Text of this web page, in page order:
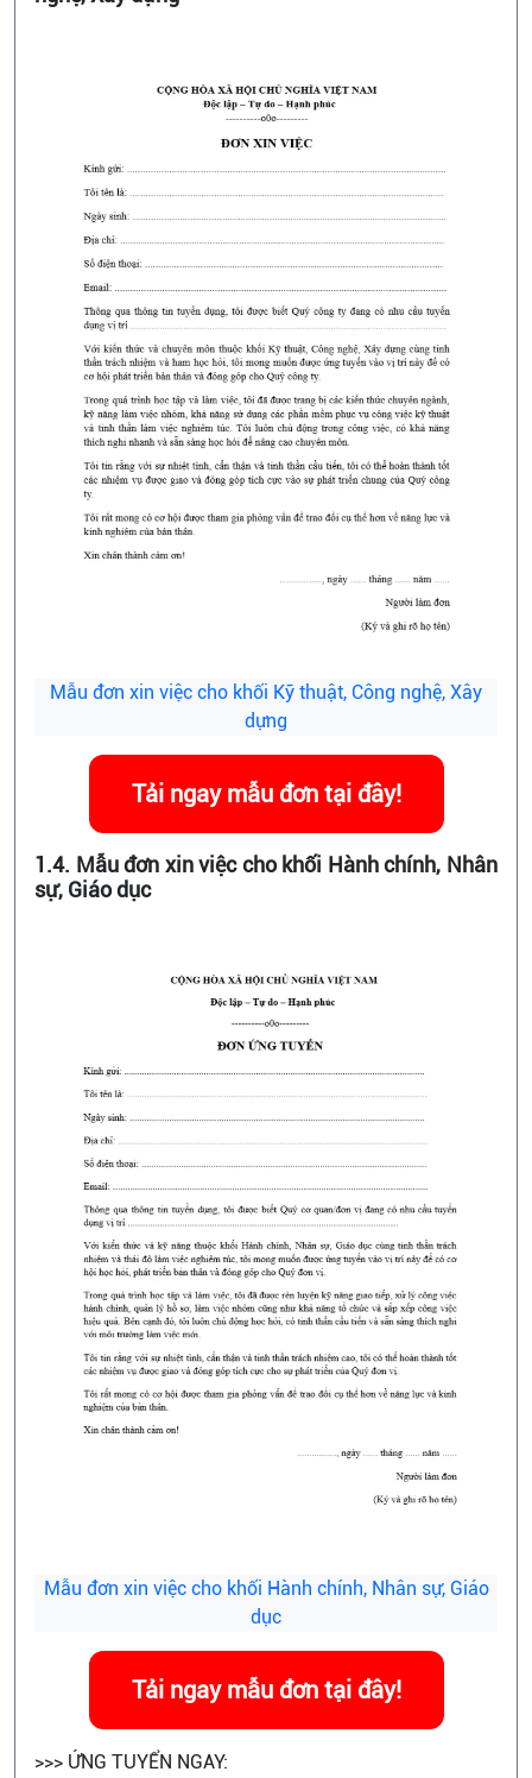
Mẫu đơn xin việc cho khối Kỹ thuật, Công nghệ, Xây
dựng
Tải ngay mẫu đơn tại đây!
1.4. Mẫu đơn xin việc cho khối Hành chính, Nhân
sự, Giáo dục
Mẫu đơn xin việc cho khối Hành chính, Nhân sự, Giáo
dục
Tải ngay mẫu đơn tại đây!
>>> ỨNG TUYỂN NGAY: